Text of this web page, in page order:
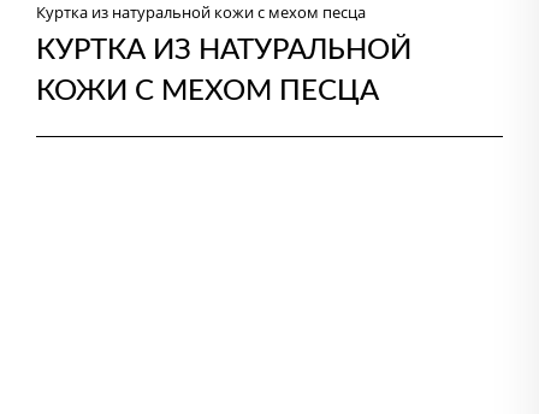
Куртка из натуральной кожи с мехом песца
КУРТКА ИЗ НАТУРАЛЬНОЙ
КОЖИ С МЕХОМ ПЕСЦА